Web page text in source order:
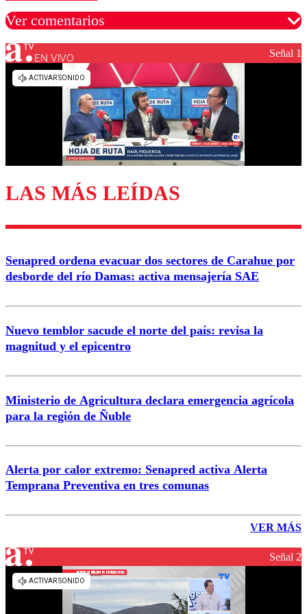
Ver comentarios
Los comentarios son moderados para garantizar un
diálogo respetuoso.
Enviar comentario
EN VIVO Señal 1
LAS MÁS LEÍDAS
Senapred ordena evacuar dos sectores de Carahue por
desborde del río Damas: activa mensajería SAE
Nuevo temblor sacude el norte del país: revisa la
magnitud y el epicentro
Ministerio de Agricultura declara emergencia agrícola
para la región de Ñuble
Alerta por calor extremo: Senapred activa Alerta
Temprana Preventiva en tres comunas
VER MÁS
Señal 2